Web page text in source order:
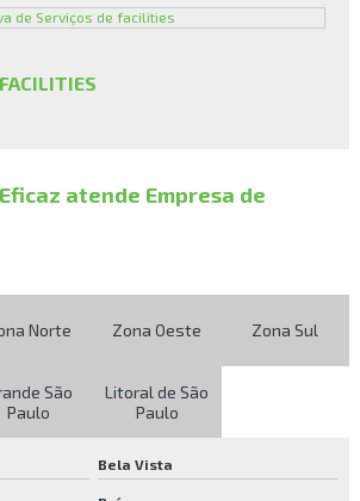
de serviços para condomínios
de serviços para condomínios
de caixa d água
de caixa d água em sp
atende Empresa de
Norte Zona Oeste Zona Sul
São
Paulo
Litoral de São
Paulo
Bela Vista